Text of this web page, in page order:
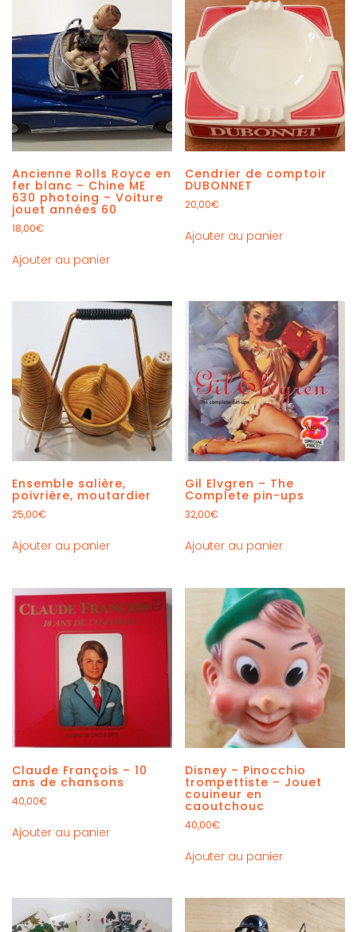
Ancienne Rolls Royce en
fer blanc – Chine ME
630 photoing – Voiture
jouet années 60
18,00€
Ajouter au panier
Cendrier de comptoir
DUBONNET
20,00€
Ajouter au panier
Ensemble salière,
poivrière, moutardier
25,00€
Ajouter au panier
Gil Elvgren – The
Complete pin-ups
32,00€
Ajouter au panier
Claude François – 10
ans de chansons
40,00€
Ajouter au panier
Disney – Pinocchio
trompettiste – Jouet
couineur en
caoutchouc
40,00€
Ajouter au panier